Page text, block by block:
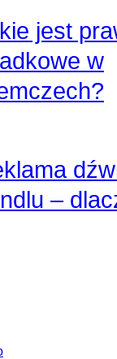
jest
w
–